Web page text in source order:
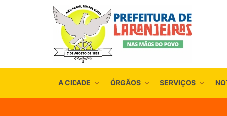
A CIDADE ÓRGÃOS SERVIÇOS